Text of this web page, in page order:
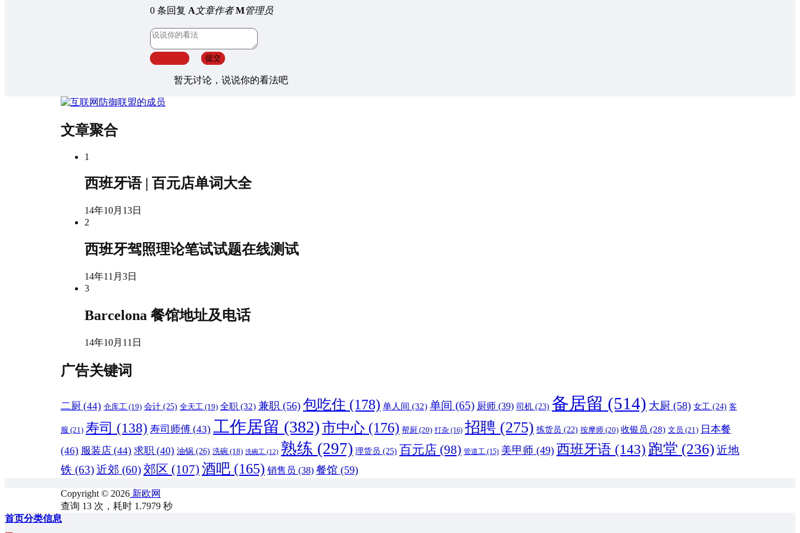
0 条回复 A文章作者 M管理员
提交
暂无讨论，说说你的看法吧
文章聚合
1
西班牙语 | 百元店单词大全
14年10月13日
2
西班牙驾照理论笔试试题在线测试
14年11月3日
3
Barcelona 餐馆地址及电话
14年10月11日
广告关键词
二厨 (44) 仓库工 (19) 会计 (25) 全天工 (19) 全职 (32) 兼职 (56) 包吃住 (178) 单人间 (32) 单间 (65) 厨师 (39) 司机 (23) 备居留 (514) 大厨 (58) 女工 (24) 客
服 (21) 寿司 (138) 寿司师傅 (43) 工作居留 (382)市中心 (176) 帮厨 (20) 打杂 (16) 招聘 (275) 拣货员 (22) 按摩师 (20) 收银员 (28) 文员 (21) 日本餐
(46) 服装店 (44) 求职 (40) 油锅 (26) 洗碗 (18) 洗碗工 (12) 熟练 (297) 理货员 (25) 百元店 (98) 管道工 (15) 美甲师 (49) 西班牙语 (143) 跑堂 (236)近地
铁 (63)近郊 (60)郊区 (107) 酒吧 (165) 销售员 (38) 餐馆 (59)
Copyright © 2026 新欧网
查询 13 次，耗时 1.7979 秒
首页分类信息